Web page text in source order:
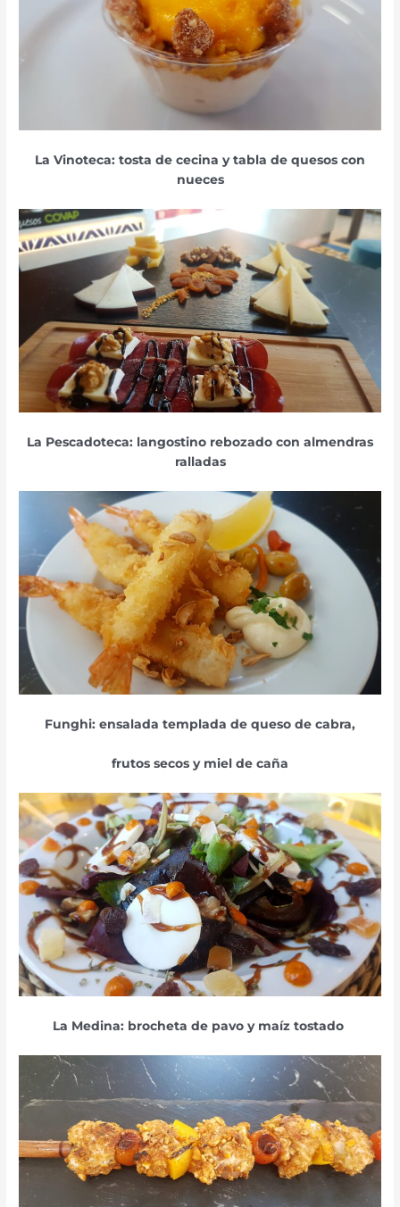
La Vinoteca: tosta de cecina y tabla de quesos con
nueces
La Pescadoteca: langostino rebozado con almendras
ralladas
Funghi: ensalada templada de queso de cabra,
frutos secos y miel de caña
La Medina: brocheta de pavo y maíz tostado